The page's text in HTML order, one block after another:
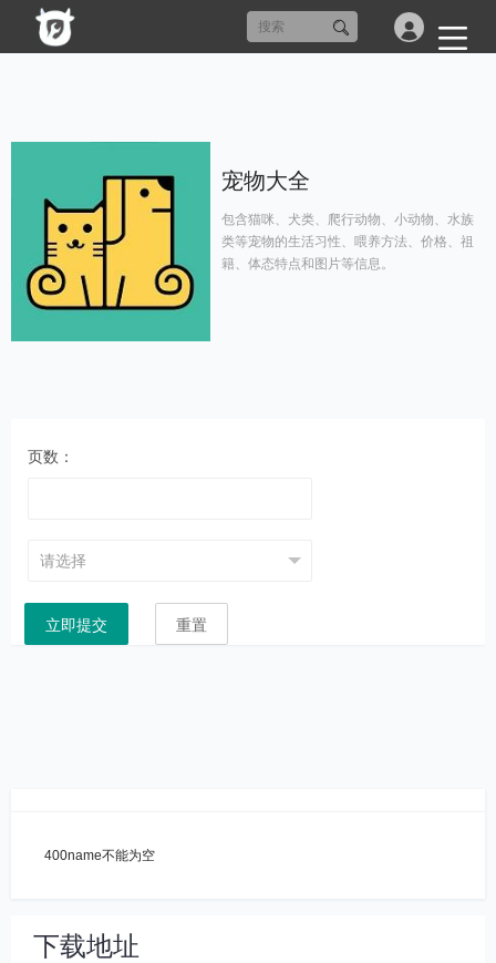
宠物大全
包含猫咪、犬类、爬行动物、小动物、水族
类等宠物的生活习性、喂养方法、价格、祖
籍、体态特点和图片等信息。
页数：
立即提交 重置
400name不能为空
下载地址